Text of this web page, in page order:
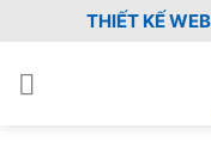
content
THIẾT KẾ